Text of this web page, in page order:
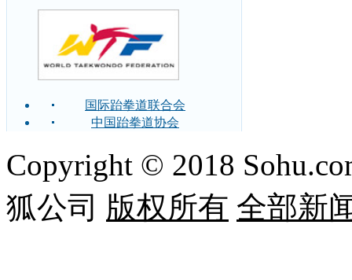
国际跆拳道联合会
中国跆拳道协会
Copyright © 2018
狐公司 版权所有 全部新